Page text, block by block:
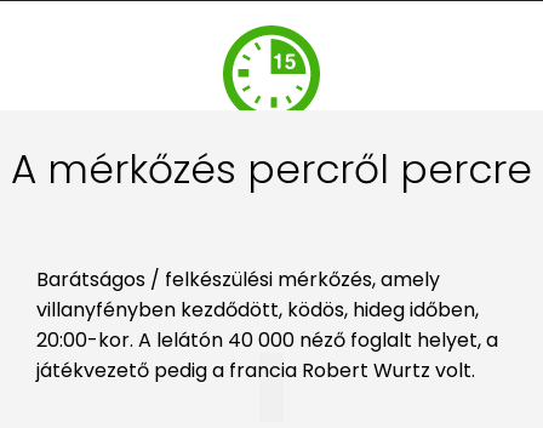
A mérkőzés percről percre
Barátságos / felkészülési mérkőzés, amely
villanyfényben kezdődött, ködös, hideg időben,
20:00-kor. A lelátón 40 000 néző foglalt helyet, a
játékvezető pedig a francia Robert Wurtz volt.